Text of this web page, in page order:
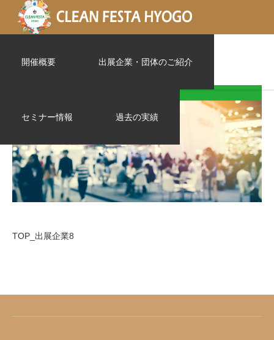
開催概要 出展企業・団体のご紹介
セミナー情報 過去の実績
TOP_出展企業8
TOP_出展企業8